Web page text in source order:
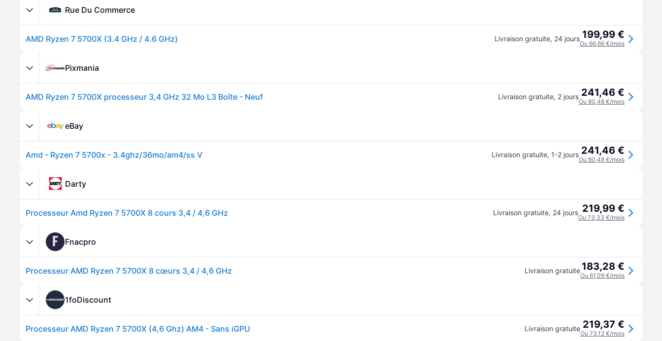
Rue Du Commerce
AMD Ryzen 7 5700X (3.4 GHz / 4.6 GHz) Livraison gratuite, 24 jours 199,99 €
Ou 66,66 €/mois
Pixmania
AMD Ryzen 7 5700X processeur 3,4 GHz 32 Mo L3 Boîte - Neuf Livraison gratuite, 2 jours 241,46 €
Ou 80,48 €/mois
eBay
Amd - Ryzen 7 5700x - 3.4ghz/36mo/am4/ss V Livraison gratuite, 1-2 jours 241,46 €
Ou 80,48 €/mois
Darty
Processeur Amd Ryzen 7 5700X 8 cours 3,4 / 4,6 GHz Livraison gratuite, 24 jours 219,99 €
Ou 73,33 €/mois
F Fnacpro
Processeur AMD Ryzen 7 5700X 8 cœurs 3,4 / 4,6 GHz Livraison gratuite 183,28 €
Ou 61,09 €/mois
1foDiscount
Processeur AMD Ryzen 7 5700X (4,6 Ghz) AM4 - Sans iGPU Livraison gratuite 219,37 €
Ou 73,12 €/mois